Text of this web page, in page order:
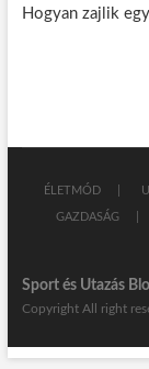
Hogyan zajlik
ÉLETMÓD
GAZDASÁG
Sport és Utazás
Copyright All right